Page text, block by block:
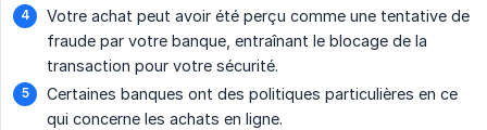
Votre achat peut avoir été perçu comme une tentative de
fraude par votre banque, entraînant le blocage de la
transaction pour votre sécurité.
Certaines banques ont des politiques particulières en ce
qui concerne les achats en ligne.